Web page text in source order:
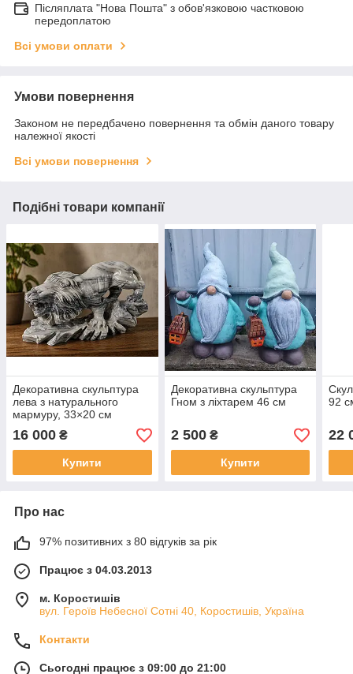
Післяплата "Нова Пошта" з обов'язковою частковою
передоплатою
Всі умови оплати
Умови повернення
Законом не передбачено повернення та обмін даного товару
належної якості
Всі умови повернення
Подібні товари компанії
Декоративна скульптура
лева з натурального
мармуру, 33×20 см
16 000 ₴
Купити
Декоративна скульптура
Гном з ліхтарем 46 см
2 500₴
Купити
92
22
Про нас
97% позитивних з 80 відгуків за рік
Працює з 04.03.2013
м. Коростишів
вул. Героїв Небесної Сотні 40, Коростишів, Україна
Контакти
Сьогодні працює з 09:00 до 21:00